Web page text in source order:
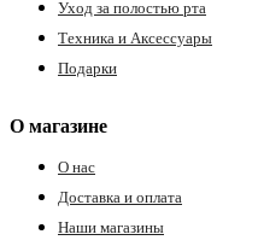
Уход за полостью рта
Техника и Аксессуары
Подарки
О магазине
О нас
Доставка и оплата
Наши магазины